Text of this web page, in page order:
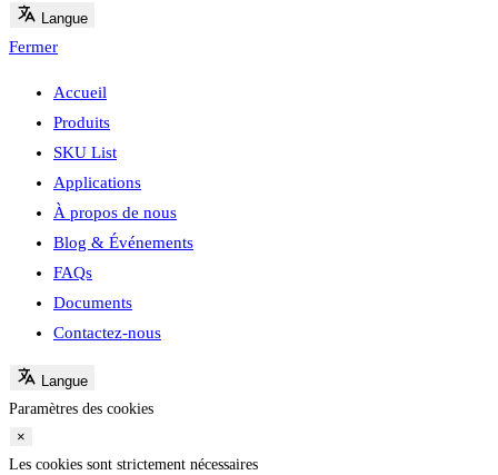
Langue
Fermer
Accueil
Produits
SKU List
Applications
À propos de nous
Blog & Événements
FAQs
Documents
Contactez-nous
Langue
Paramètres des cookies
×
Les cookies sont strictement nécessaires